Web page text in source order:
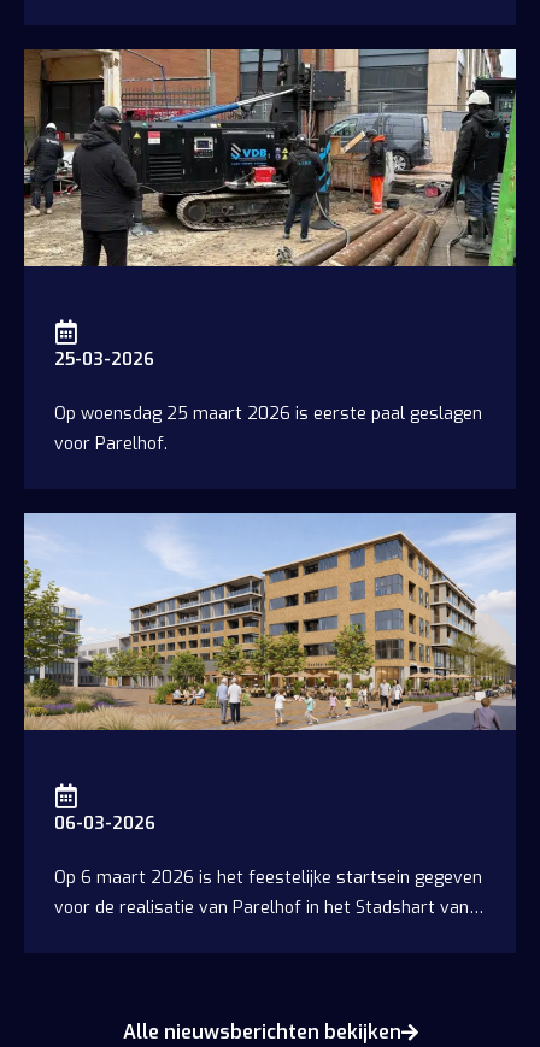
Over ons
Nieuws
Vacatures
Veelgestelde vragen
Contact
Zoeken
25-03-2026
Op woensdag 25 maart 2026 is eerste paal geslagen
voor Parelhof.
06-03-2026
Op 6 maart 2026 is het feestelijke startsein gegeven
voor de realisatie van Parelhof in het Stadshart van
Alle nieuwsberichten bekijken